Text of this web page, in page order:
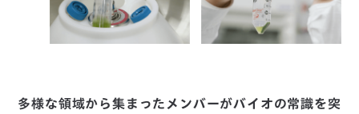
多様な領域から集まったメンバーがバイオの常識を突